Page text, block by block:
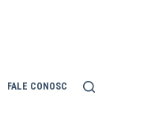
FALE CONOSCO POLÍTICA DE